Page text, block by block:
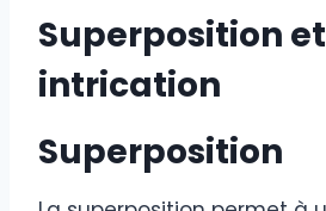
Superposition et
intrication
Superposition